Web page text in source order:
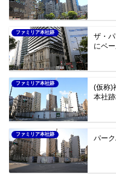
ファミリア本社跡
ザ・
にベ
ファミリア本社跡
(仮称)
本社
ファミリア本社跡 パー